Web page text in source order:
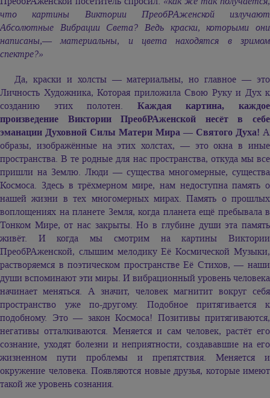
что картины Виктории ПреобРАженской излучают
Абсолютные Вибрации Света? Ведь краски, которыми они
написаны,—материальны, и цвета находятся в зримом
спектре?»
Да, краски и холсты — материальны, но главное — это
Личность Художника, Которая приложила Свою Руку и Дух к
созданию этих полотен. Каждая картина, каждое
произведение Виктории ПреобРАженской несёт в себе
эманации Духовной Силы Матери Мира — Святого Духа! А
образы, изображённые на этих холстах, — это окна в иные
пространства. В те родные для нас пространства, откуда мы все
пришли на Землю. Люди — существа многомерные, существа
Космоса. Здесь в трёхмерном мире, нам недоступна память о
нашей жизни в тех многомерных мирах. Память о прошлых
воплощениях на планете Земля, когда планета ещё пребывала в
Тонком Мире, от нас закрыты. Но в глубине души эта память
живёт. И когда мы смотрим на картины Виктории
ПреобРАженской, слышим мелодику Её Космической Музыки,
растворяемся в поэтическом пространстве Её Стихов, — наши
души вспоминают эти миры. И вибрационный уровень человека
начинает меняться. А значит, человек магнитит вокруг себя
пространство уже по-другому. Подобное притягивается к
подобному. Это — закон Космоса! Позитивы притягиваются,
негативы отталкиваются. Меняется и сам человек, растёт его
сознание, уходят болезни и неприятности, создававшие на его
жизненном пути проблемы и препятствия. Меняется и
окружение человека. Появляются новые друзья, которые имеют
такой же уровень сознания.